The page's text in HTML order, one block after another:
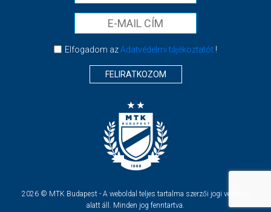
Elfogadom azAdatvédelmi tájékoztatót!
FELIRATKOZOM
2026 © MTK Budapest - A weboldal teljes tartalma szerzői jogi védelem
alatt áll. Minden jog fenntartva.